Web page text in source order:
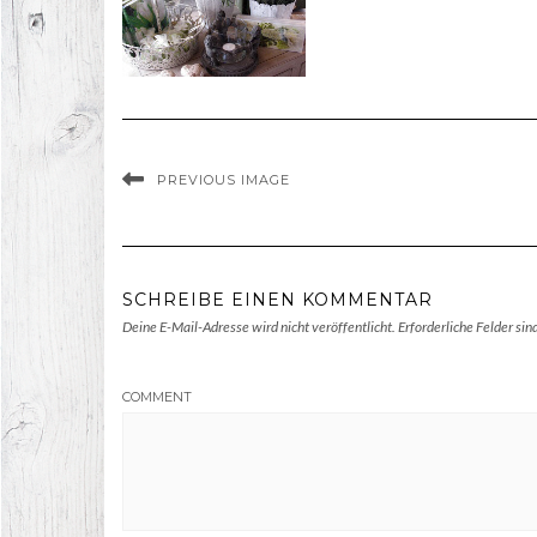
PREVIOUS IMAGE
SCHREIBE EINEN KOMMENTAR
Deine E-Mail-Adresse wird nicht veröffentlicht. Erforderliche Felder
COMMENT